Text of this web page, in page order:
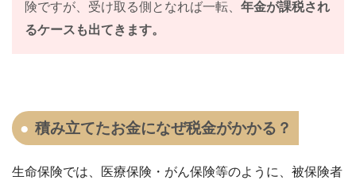
険ですが、受け取る側となれば一転、 年金が課税され
るケースも出てきます。
積み立てたお金になぜ税金がかかる？
生命保険では、医療保険・がん保険等のように、被保険者